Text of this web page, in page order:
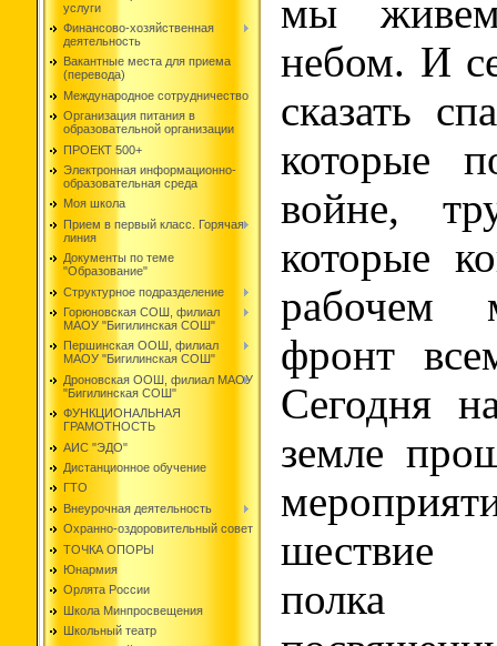
услуги
Финансово-хозяйственная
деятельность
Вакантные места для приема
(перевода)
Международное сотрудничество
Организация питания в
образовательной организации
ПРОЕКТ 500+
Электронная информационно-
образовательная среда
Моя школа
Прием в первый класс. Горячая
линия
Документы по теме
"Образование"
Структурное подразделение
Горюновская СОШ, филиал
МАОУ "Бигилинская СОШ"
Першинская ООШ, филиал
МАОУ "Бигилинская СОШ"
Дроновская ООШ, филиал МАОУ
"Бигилинская СОШ"
ФУНКЦИОНАЛЬНАЯ
ГРАМОТНОСТЬ
АИС "ЭДО"
Дистанционное обучение
ГТО
Внеурочная деятельность
Охранно-оздоровительный совет
ТОЧКА ОПОРЫ
Юнармия
Орлята России
Школа Минпросвещения
Школьный театр
мы
небом. И
сказать
которые
войне,
которые
рабочем
фронт
Сегодня
земле
шествие
полка